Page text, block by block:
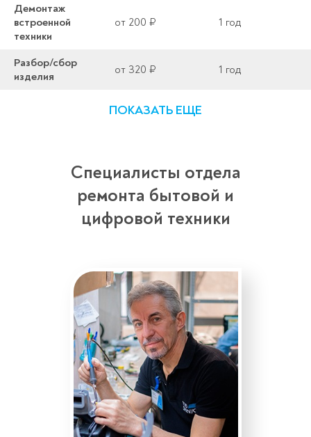
Демонтаж
встроенной
техники
от 200 ₽ 1 год
Разбор/сбор
изделия
от 320 ₽ 1 год
ПОКАЗАТЬ ЕЩЕ
Специалисты отдела
ремонта бытовой и
цифровой техники